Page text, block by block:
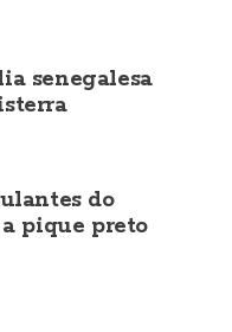
senegalesa
do
pique preto